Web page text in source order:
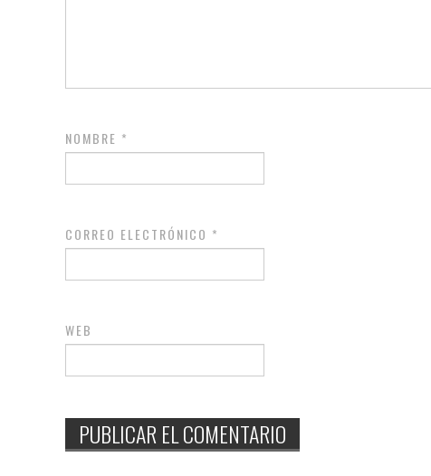
NOMBRE *
CORREO ELECTRÓNICO *
WEB